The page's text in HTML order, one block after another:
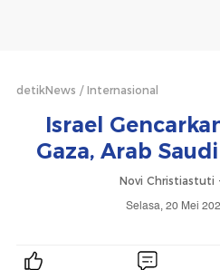
detikNews Internasional
Israel
Gaza, Arab
Novi Christiastuti
Selasa, 20 Mei